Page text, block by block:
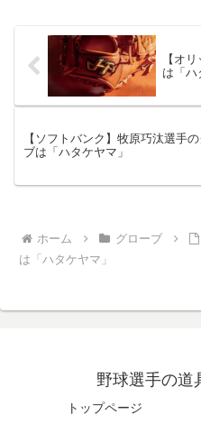
【オ
は「ハ
【ソフトバンク】牧原巧汰選手
ブは「ハタケヤマ」
ホーム グローブ
は「ハタケヤマ」
野球選手の道
トップページ